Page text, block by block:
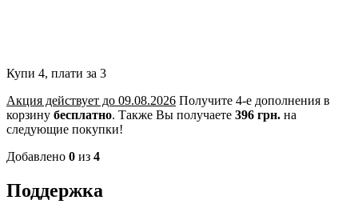
Купи 4, плати за 3
Акция действует до 09.08.2026 Получите 4-е дополнения в
корзину бесплатно. Также Вы получаете 396 грн. на
следующие покупки!
Добавлено 0 из 4
Поддержка